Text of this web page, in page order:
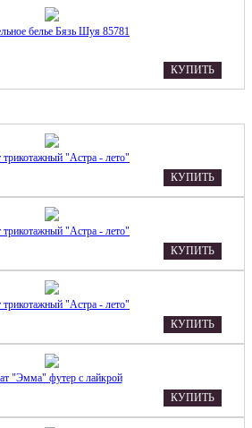
белье Бязь Шуя 85781
КУПИТЬ
трикотажный "Астра - лето"
КУПИТЬ
трикотажный "Астра - лето"
КУПИТЬ
трикотажный "Астра - лето"
КУПИТЬ
"Эмма" футер с лайкрой
КУПИТЬ